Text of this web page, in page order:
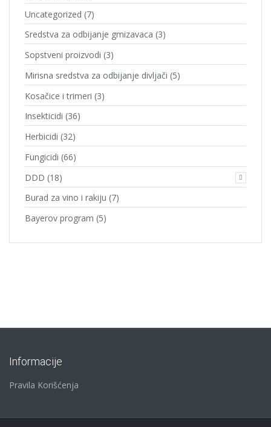
Uncategorized (7)
Sredstva za odbijanje gmizavaca (3)
Sopstveni proizvodi (3)
Mirisna sredstva za odbijanje divljači (5)
Kosačice i trimeri (3)
Insekticidi (36)
Herbicidi (32)
Fungicidi (66)
DDD (18)
Burad za vino i rakiju (7)
Bayerov program (5)
Informacije
Pravila Korišćenja